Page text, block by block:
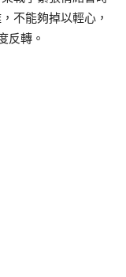
不能夠掉以輕心，
反轉。